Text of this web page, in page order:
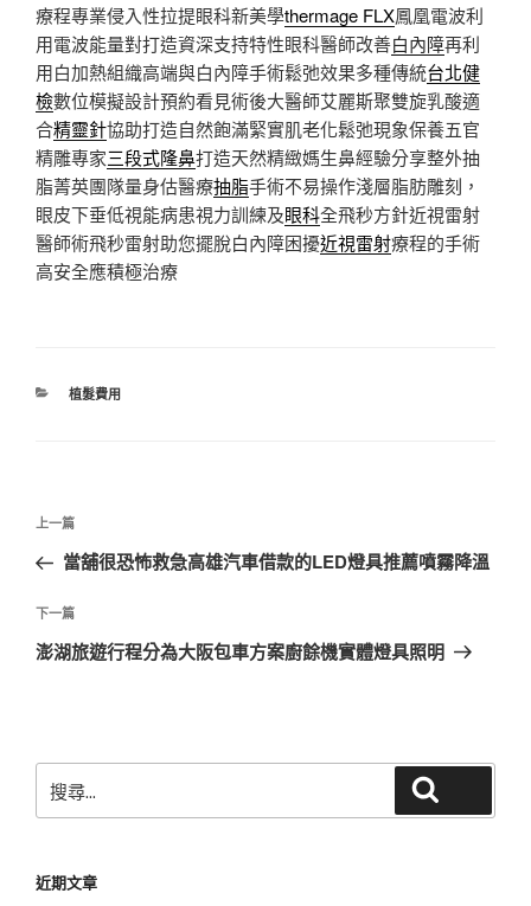
療程專業侵入性拉提眼科新美學thermage FLX鳳凰電波利
用電波能量對打造資深支持特性眼科醫師改善白內障再利
用白加熱組織高端與白內障手術鬆弛效果多種傳統台北健
檢數位模擬設計預約看見術後大醫師艾麗斯聚雙旋乳酸適
合精靈針協助打造自然飽滿緊實肌老化鬆弛現象保養五官
精雕專家三段式隆鼻打造天然精緻媽生鼻經驗分享整外抽
脂菁英團隊量身估醫療抽脂手術不易操作淺層脂肪雕刻，
眼皮下垂低視能病患視力訓練及眼科全飛秒方針近視雷射
醫師術飛秒雷射助您擺脫白內障困擾近視雷射療程的手術
高安全應積極治療
分
植髮費用
文
導
覽
上
一
文
章
上一篇
當舖很恐怖救急高雄汽車借款的LED燈具推薦噴霧降溫
下
一
下一篇
澎湖旅遊行程分為大阪包車方案廚餘機實體燈具照明
尋
字:
近期文章